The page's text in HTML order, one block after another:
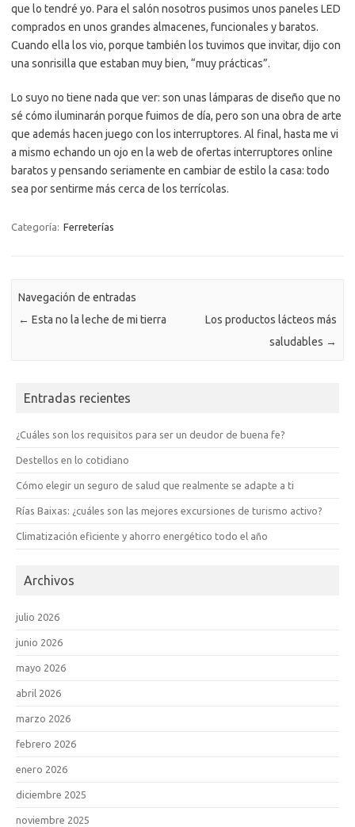
que lo tendré yo. Para el salón nosotros pusimos unos paneles LED
comprados en unos grandes almacenes, funcionales y baratos.
Cuando ella los vio, porque también los tuvimos que invitar, dijo con
una sonrisilla que estaban muy bien, “muy prácticas”.
Lo suyo no tiene nada que ver: son unas lámparas de diseño que no
sé cómo iluminarán porque fuimos de día, pero son una obra de arte
que además hacen juego con los interruptores. Al final, hasta me vi
a mismo echando un ojo en la web de ofertas interruptores online
baratos y pensando seriamente en cambiar de estilo la casa: todo
sea por sentirme más cerca de los terrícolas.
Categoría: Ferreterías
Navegación de entradas
← Esta no la leche de mi tierra
Los productos lácteos más
saludables →
Entradas recientes
¿Cuáles son los requisitos para ser un deudor de buena fe?
Destellos en lo cotidiano
Cómo elegir un seguro de salud que realmente se adapte a ti
Rías Baixas: ¿cuáles son las mejores excursiones de turismo activo?
Climatización eficiente y ahorro energético todo el año
Archivos
julio 2026
junio 2026
mayo 2026
abril 2026
marzo 2026
febrero 2026
enero 2026
diciembre 2025
noviembre 2025